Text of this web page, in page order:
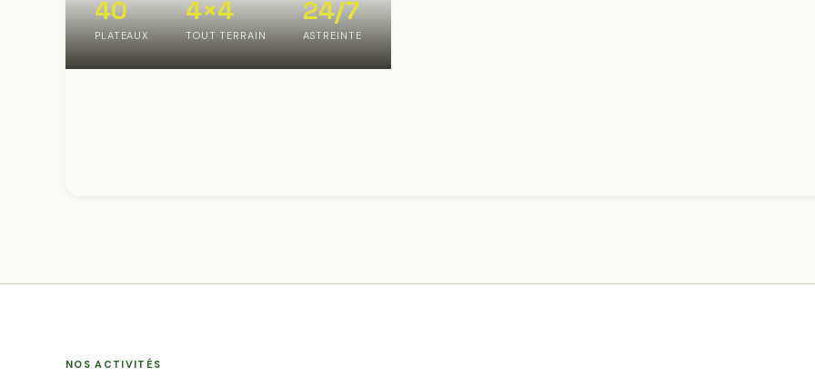
40
PLATEAUX
4×4
TOUT TERRAIN
24/7
ASTREINTE
NOS ACTIVITÉS